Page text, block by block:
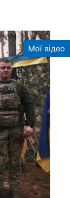
Мої відео